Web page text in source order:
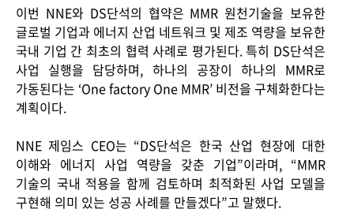
Contact
이번 NNE와DS단석의 협약은 MMR원천기술을 보유한
글로벌 기업과 에너지 산업 네트워크 및 제조 역량을 보유한
국내 기업 간 최초의 협력 사례로 평가된다.특히 DS단석은
사업 실행을 담당하며, 하나의 공장이 하나의 MMR로
가동된다는 ‘One factory One MMR’ 비전을 구체화한다는
계획이다.
NNE제임스 CEO는 “DS단석은 한국 산업 현장에 대한
이해와 에너지 사업 역량을 갖춘 기업”이라며, “MMR
기술의 국내 적용을 함께 검토하며 최적화된 사업 모델을
구현해 의미 있는 성공 사례를 만들겠다”고 말했다.